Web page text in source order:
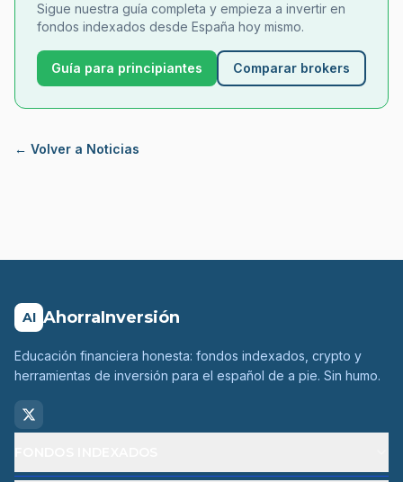
Sigue nuestra guía completa y empieza a invertir en
fondos indexados desde España hoy mismo.
Guía para principiantes Comparar brokers
← Volver a Noticias
AI AhorraInversión
Educación financiera honesta: fondos indexados, crypto y
herramientas de inversión para el español de a pie. Sin humo.